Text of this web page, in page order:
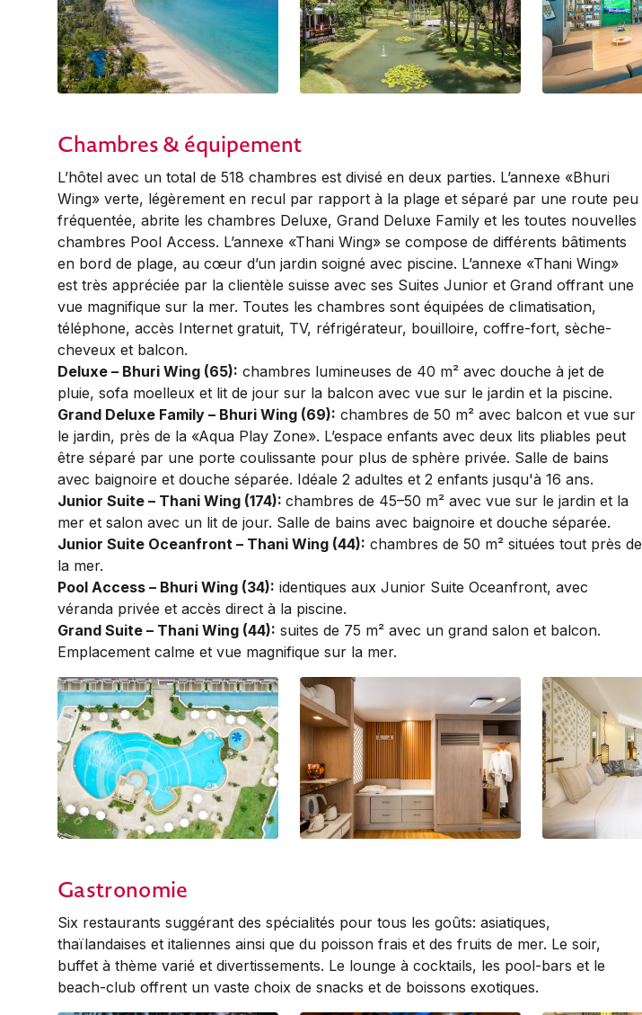
Chambres & équipement
L’hôtel avec un total de 518 chambres est divisé en deux parties. L’annexe «Bhuri
Wing» verte, légèrement en recul par rapport à la plage et séparé par une route peu
fréquentée, abrite les chambres Deluxe, Grand Deluxe Family et les toutes nouvelles
chambres Pool Access. L’annexe «Thani Wing» se compose de différents bâtiments
en bord de plage, au cœur d’un jardin soigné avec piscine. L’annexe «Thani Wing»
est très appréciée par la clientèle suisse avec ses Suites Junior et Grand offrant une
vue magnifique sur la mer. Toutes les chambres sont équipées de climatisation,
téléphone, accès Internet gratuit, TV, réfrigérateur, bouilloire, coffre-fort, sèche-
cheveux et balcon.
Deluxe – Bhuri Wing (65): chambres lumineuses de 40 m² avec douche à jet de
pluie, sofa moelleux et lit de jour sur la balcon avec vue sur le jardin et la piscine.
Grand Deluxe Family – Bhuri Wing (69): chambres de 50 m² avec balcon et vue sur
le jardin, près de la «Aqua Play Zone». L’espace enfants avec deux lits pliables peut
être séparé par une porte coulissante pour plus de sphère privée. Salle de bains
avec baignoire et douche séparée. Idéale 2 adultes et 2 enfants jusqu'à 16 ans.
Junior Suite – Thani Wing (174): chambres de 45–50 m² avec vue sur le jardin et la
mer et salon avec un lit de jour. Salle de bains avec baignoire et douche séparée.
Junior Suite Oceanfront – Thani Wing (44): chambres de 50 m² situées tout près de
la mer.
Pool Access – Bhuri Wing (34): identiques aux Junior Suite Oceanfront, avec
véranda privée et accès direct à la piscine.
Grand Suite – Thani Wing (44): suites de 75 m² avec un grand salon et balcon.
Emplacement calme et vue magnifique sur la mer.
Gastronomie
Six restaurants suggérant des spécialités pour tous les goûts: asiatiques,
thaïlandaises et italiennes ainsi que du poisson frais et des fruits de mer. Le soir,
buffet à thème varié et divertissements. Le lounge à cocktails, les pool-­bars et le
beach-club offrent un vaste choix de snacks et de boissons exotiques.